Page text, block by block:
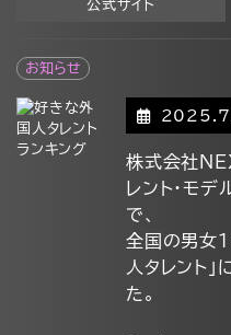
公式サイト
お知らせ
株式会社
レント・モ
で、
全国の男女
人タレント
た。